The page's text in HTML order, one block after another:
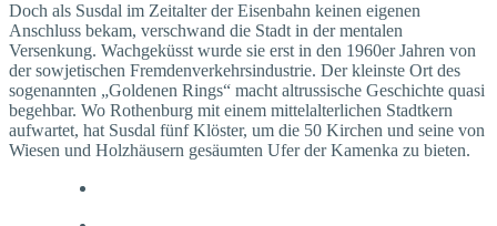
Doch als Susdal im Zeitalter der Eisenbahn keinen eigenen
Anschluss bekam, verschwand die Stadt in der mentalen
Versenkung. Wachgeküsst wurde sie erst in den 1960er Jahren von
der sowjetischen Fremdenverkehrsindustrie. Der kleinste Ort des
sogenannten „Goldenen Rings“ macht altrussische Geschichte quasi
begehbar. Wo Rothenburg mit einem mittel­alterlichen Stadtkern
aufwartet, hat Susdal fünf Klöster, um die 50 Kirchen und seine von
Wiesen und Holzhäusern gesäumten Ufer der Kamenka zu bieten.